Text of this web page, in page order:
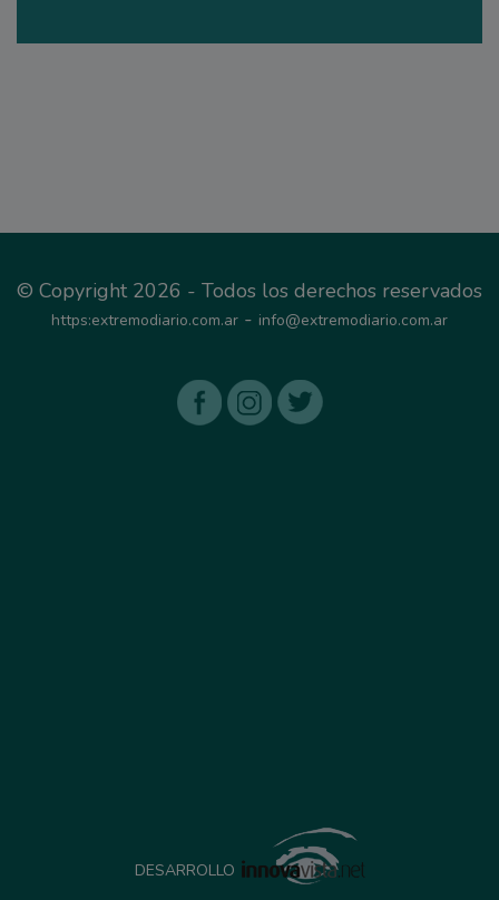
© Copyright 2026 - Todos los derechos reservados
https:extremodiario.com.ar - info@extremodiario.com.ar
DESARROLLO